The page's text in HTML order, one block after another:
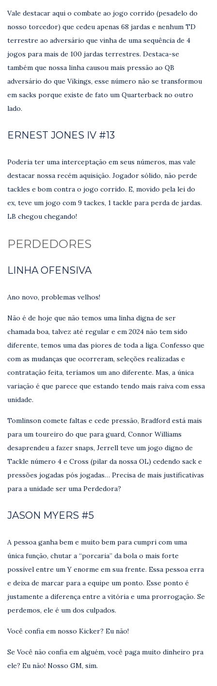
Vale destacar aqui o combate ao jogo corrido (pesadelo do
nosso torcedor) que cedeu apenas 68 jardas e nenhum TD
terrestre ao adversário que vinha de uma sequência de 4
jogos para mais de 100 jardas terrestres. Destaca-se
também que nossa linha causou mais pressão ao QB
adversário do que Vikings, esse número não se transformou
em sacks porque existe de fato um Quarterback no outro
lado.
ERNEST JONES IV #13
Poderia ter uma interceptação em seus números, mas vale
destacar nossa recém aquisição. Jogador sólido, não perde
tackles e bom contra o jogo corrido. E, movido pela lei do
ex, teve um jogo com 9 tackes, 1 tackle para perda de jardas.
LB chegou chegando!
PERDEDORES
LINHA OFENSIVA
Ano novo, problemas velhos!
Não é de hoje que não temos uma linha digna de ser
chamada boa, talvez até regular e em 2024 não tem sido
diferente, temos uma das piores de toda a liga. Confesso que
com as mudanças que ocorreram, seleções realizadas e
contratação feita, teríamos um ano diferente. Mas, a única
variação é que parece que estando tendo mais raiva com essa
unidade.
Tomlinson comete faltas e cede pressão, Bradford está mais
para um toureiro do que para guard, Connor Williams
desaprendeu a fazer snaps, Jerrell teve um jogo digno de
Tackle número 4 e Cross (pilar da nossa OL) cedendo sack e
pressões jogadas pós jogadas… Precisa de mais justificativas
para a unidade ser uma Perdedora?
JASON MYERS #5
A pessoa ganha bem e muito bem para cumpri com uma
única função, chutar a “porcaria” da bola o mais forte
possível entre um Y enorme em sua frente. Essa pessoa erra
e deixa de marcar para a equipe um ponto. Esse ponto é
justamente a diferença entre a vitória e uma prorrogação. Se
perdemos, ele é um dos culpados.
Você confia em nosso Kicker? Eu não!
Se Você não confia em alguém, você paga muito dinheiro pra
ele? Eu não! Nosso GM, sim.